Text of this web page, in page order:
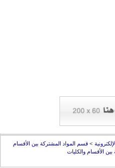
> قسم المواد المشتركة بين الأقسام
الأقسام والكليات